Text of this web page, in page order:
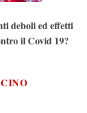
deboli ed effetti
il Covid 19?